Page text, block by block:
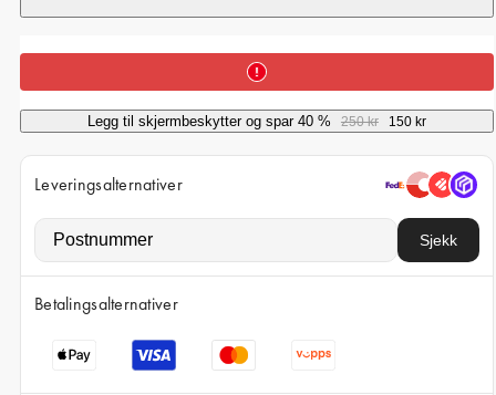
iPhone 13 Pro
Alle telefonmodeller
Legg til skjermbeskytter og spar 40 % 250 kr 150 kr
Leveringsalternativer
Sjekk
Betalingsalternativer